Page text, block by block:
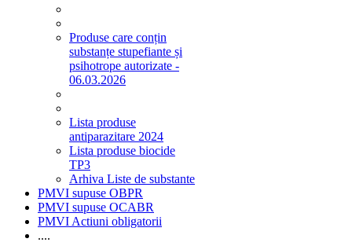
Produse care conțin
substanțe stupefiante și
psihotrope autorizate -
06.03.2026
Lista produse
antiparazitare 2024
Lista produse biocide
TP3
Arhiva Liste de substante
PMVI supuse OBPR
PMVI supuse OCABR
PMVI Actiuni obligatorii
....